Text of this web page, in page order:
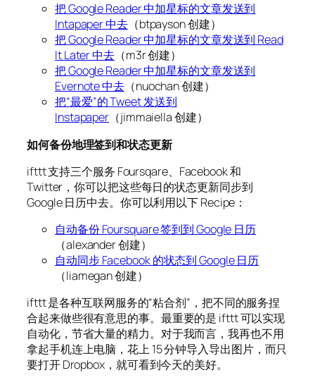
把 Google Reader 中加星标的文章发送到
Intapaper 中去（btpayson 创建）
把 Google Reader 中加星标的文章发送到 Read
It Later 中去（m3r 创建）
把 Google Reader 中加星标的文章发送到
Evernote 中去（nuochan 创建）
把“最爱”的 Tweet 发送到
Instapaper （jimmaiella 创建）
如何备份地理签到和状态更新
ifttt 支持三个服务 Foursqare、Facebook 和
Twitter，你可以把这些每日的状态更新同步到
Google 日历中去。你可以利用以下 Recipe：
自动备份 Foursquare 签到到 Google 日历
（alexander 创建）
自动同步 Facebook 的状态到 Google 日历
（liamegan 创建）
ifttt 是各种互联网服务的“粘合剂”，把不同的服务捏
合起来做些很有意思的事。最重要的是 ifttt 可以实现
自动化，节省大量的精力。对于我而言，我再也不用
拿起手机连上电脑，花上 15 分钟导入导出图片，而只
要打开 Dropbox，就可看到今天的美好。